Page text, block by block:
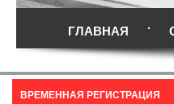
ГЛАВНАЯ
ВРЕМЕННАЯ РЕГИСТРАЦИЯ